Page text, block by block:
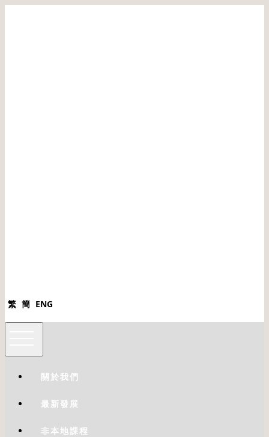
繁 簡 ENG
關於我們
最新發展
非本地課程